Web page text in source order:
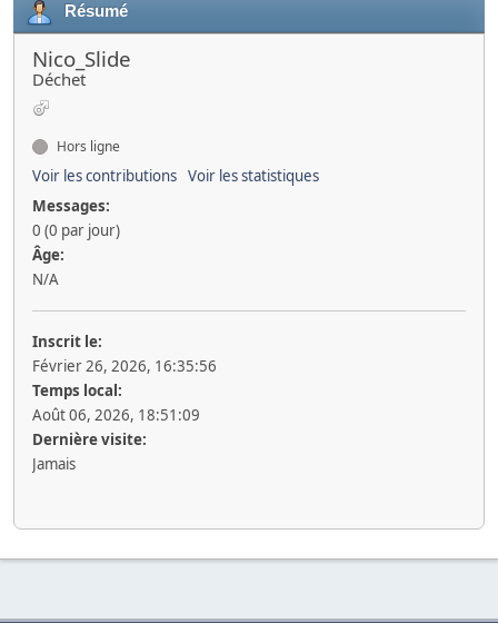
Résumé
Nico_Slide
Déchet
Hors ligne
Voir les contributions Voir les statistiques
Messages:
0 (0 par jour)
Âge:
N/A
Inscrit le:
Février 26, 2026, 16:35:56
Temps local:
Août 06, 2026, 18:51:09
Dernière visite:
Jamais